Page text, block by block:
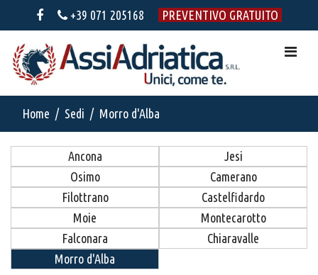
+39 071 205168 PREVENTIVO GRATUITO
Home Sedi Morro d'Alba
Ancona
Jesi
Osimo
Camerano
Filottrano
Castelfidardo
Moie
Montecarotto
Falconara
Chiaravalle
Morro d'Alba